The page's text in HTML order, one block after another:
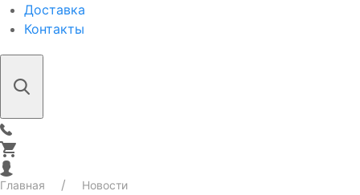
Доставка
Контакты
Главная Новости